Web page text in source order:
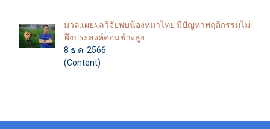
มวล.เผยผลวิจัยพบน้องหมาไทย มีปัญหาพฤติกรรมไม่
พึงประสงค์ค่อนข้างสูง
8 ธ.ค. 2566
(Content)